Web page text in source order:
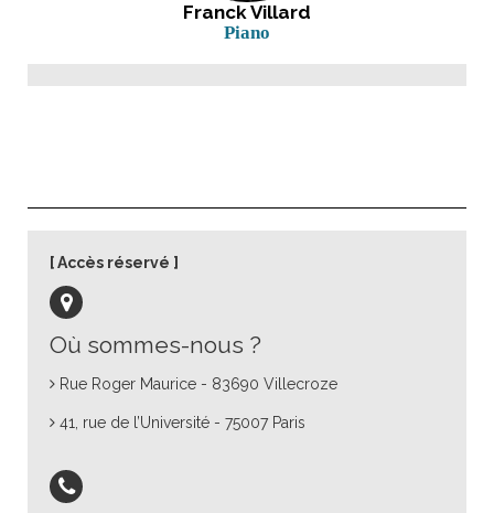
Franck Villard
Piano
Où sommes-nous ?
Rue Roger Maurice - 83690 Villecroze
41, rue de l’Université - 75007 Paris
Accès réservé